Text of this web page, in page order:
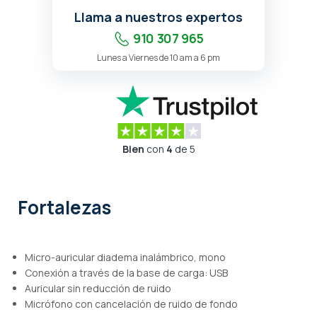
Llama a nuestros expertos
910 307 965
Lunes a Viernes de 10 am a 6 pm
Bien con 4 de 5
Fortalezas
Micro-auricular diadema inalámbrico, mono
Conexión a través de la base de carga: USB
Auricular sin reducción de ruido
Micrófono con cancelación de ruido de fondo